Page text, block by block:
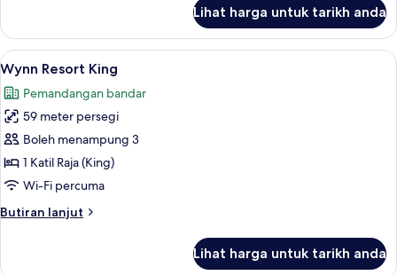
Tower
Suite
King
Lihat harga untuk tarikh anda
Lihat
semua
foto
untuk
Wynn
Resort
King
Peralatan tempat tidur premium,
4
Wynn Resort King
Pemandangan bandar
59 meter persegi
Boleh menampung 3
1 Katil Raja (King)
Wi-Fi percuma
Butiran lanjut
Butiran
Lihat harga untuk tarikh anda